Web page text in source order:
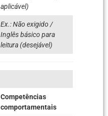
aplicável)
Ex.: Não exigido /
Inglês básico para
leitura (desejável)
Competências
comportamentais